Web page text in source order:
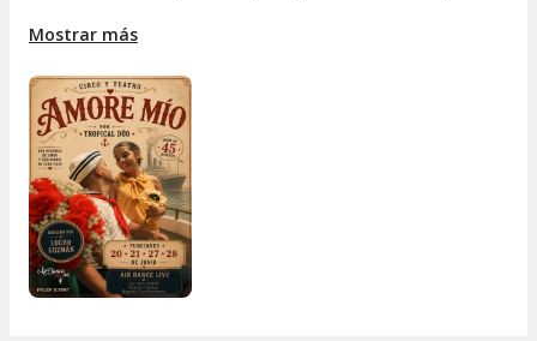
Mostrar más